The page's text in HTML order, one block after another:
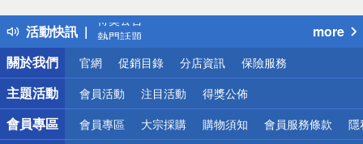
活動快訊
得獎公告
熱門話題
銀行優惠
偏遠地區配送
詐騙網頁！請小心！
more
關於我們
官網 促銷目錄 分店資訊 保險服務
主題活動 會員活動 注目活動 得獎公佈
會員專區 會員專區 大宗採購 購物須知 會員服務條款 隱